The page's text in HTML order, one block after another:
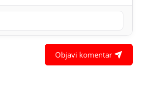
Objavi komentar